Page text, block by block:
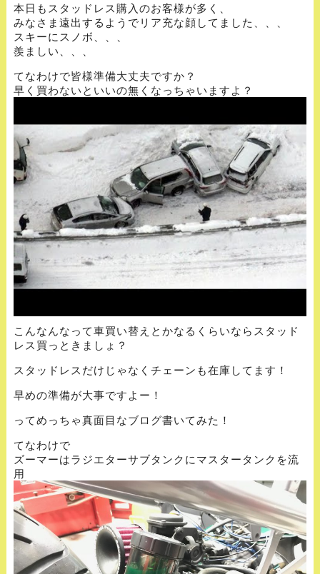
本日もスタッドレス購入のお客様が多く、
みなさま遠出するようでリア充な顔してました、、、
スキーにスノボ、、、
羨ましい、、、
てなわけで皆様準備大丈夫ですか？
早く買わないといいの無くなっちゃいますよ？
こんなんなって車買い替えとかなるくらいならスタッド
レス買っときましょ？
スタッドレスだけじゃなくチェーンも在庫してます！
早めの準備が大事ですよー！
ってめっちゃ真面目なブログ書いてみた！
てなわけで
ズーマーはラジエターサブタンクにマスタータンクを流
用